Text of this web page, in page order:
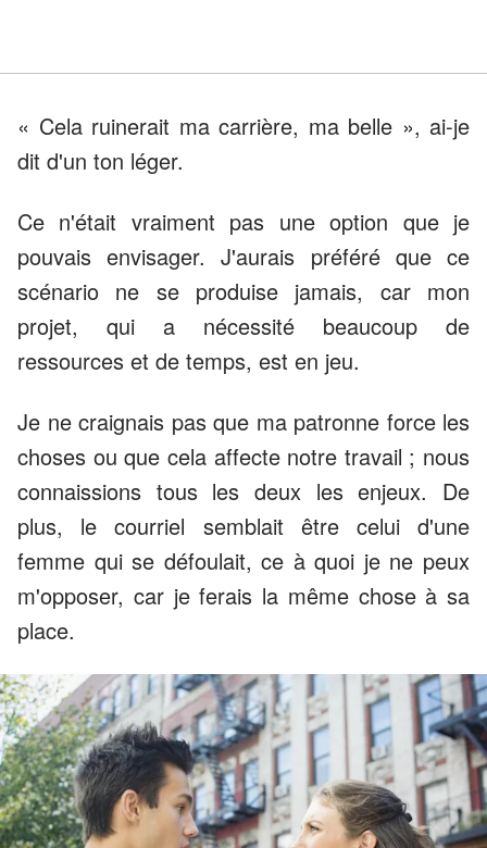
« Cela ruinerait ma carrière, ma belle », ai-je
dit d'un ton léger.
Ce n'était vraiment pas une option que je
pouvais envisager. J'aurais préféré que ce
scénario ne se produise jamais, car mon
projet, qui a nécessité beaucoup de
ressources et de temps, est en jeu.
Je ne craignais pas que ma patronne force les
choses ou que cela affecte notre travail ; nous
connaissions tous les deux les enjeux. De
plus, le courriel semblait être celui d'une
femme qui se défoulait, ce à quoi je ne peux
m'opposer, car je ferais la même chose à sa
place.